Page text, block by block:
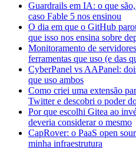
Guardrails em IA: o que
caso Fable 5 nos ensinou
O dia em que o GitHub
que isso nos ensina sobre
Monitoramento de
ferramentas que uso (e das
CyberPanel vs AAPanel:
que uso ambos
Como criei uma extensão
Twitter e descobri o poder
Por que escolhi Gitea ao
deveria considerar o mesmo
CapRover: o PaaS open
minha infraestrutura